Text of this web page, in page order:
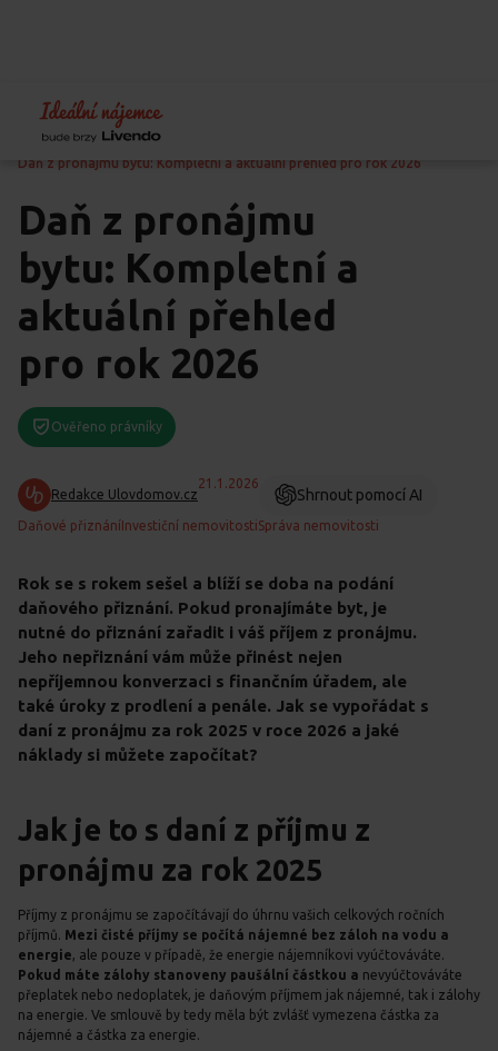
Home Blog
Daně
Daň z pronájmu bytu: Kompletní a aktuální přehled pro rok 2026
Daň z pronájmu
bytu: Kompletní a
aktuální přehled
pro rok 2026
Ověřeno právníky
Redakce Ulovdomov.cz
21.1.2026
Shrnout pomocí AI
Daňové přiznáníInvestiční nemovitostiSpráva nemovitosti
Rok se s rokem sešel a blíží se doba na podání
daňového přiznání. Pokud pronajímáte byt, je
nutné do přiznání zařadit i váš příjem z pronájmu.
Jeho nepřiznání vám může přinést nejen
nepříjemnou konverzaci s finančním úřadem, ale
také úroky z prodlení a penále. Jak se vypořádat s
daní z pronájmu za rok 2025 v roce 2026 a jaké
náklady si můžete započítat?
Jak je to s daní z příjmu z
pronájmu za rok 2025
Příjmy z pronájmu se započítávají do úhrnu vašich celkových ročních
příjmů. Mezi čisté příjmy se počítá nájemné bez záloh na vodu a
energie , ale pouze v případě, že energie nájemníkovi vyúčtováváte.
Pokud máte zálohy stanoveny paušální částkou a nevyúčtováváte
přeplatek nebo nedoplatek, je daňovým příjmem jak nájemné, tak i zálohy
na energie. Ve smlouvě by tedy měla být zvlášť vymezena částka za
nájemné a částka za energie.